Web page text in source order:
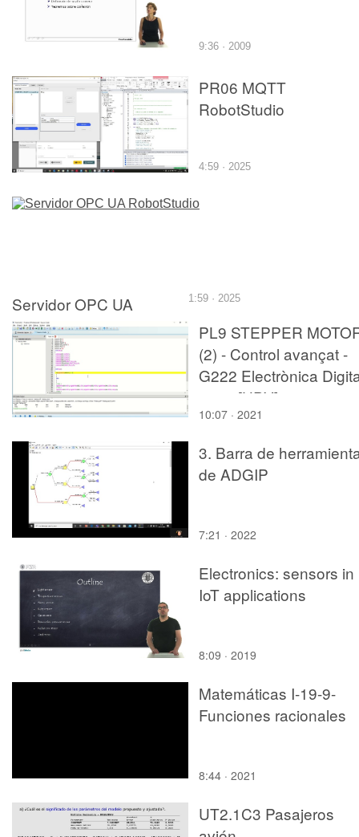
9:36 · 2009
PR06 MQTT
RobotStudio
4:59 · 2025
Servidor OPC UA
RobotStudio
1:59 · 2025
PL9 STEPPER
(2) - Control avançat -
G222 Electrònica
2020 [UPV]
10:07 · 2021
3. Barra de
de ADGIP
7:21 · 2022
Electronics: sensors in
IoT applications
8:09 · 2019
Matemáticas I-19-9-
Funciones racionales
8:44 · 2021
UT2.1C3 Pasajeros